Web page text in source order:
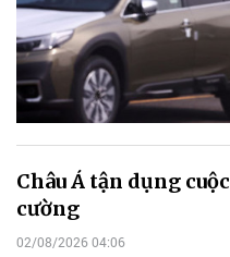
Châu Á tận dụng
cường
02/08/2026 04:06